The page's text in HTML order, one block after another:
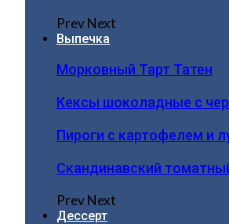
PrevNext
Выпечка
Морковный Тарт Татен
Кексы шоколадные с
Пироги c картофелем и
Скандинавский
PrevNext
Дессерт